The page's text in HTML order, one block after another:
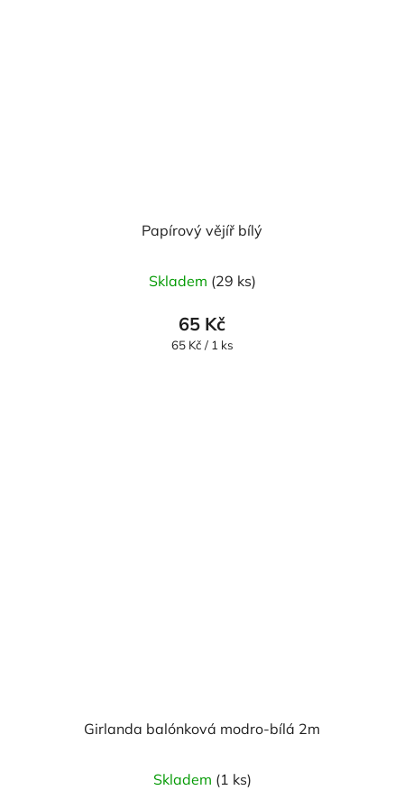
Papírový vějíř bílý
Skladem (29 ks)
65 Kč
Měrná
65 Kč / 1 ks
Girlanda balónková modro-bílá 2m
hodnocení
Skladem (1 ks)